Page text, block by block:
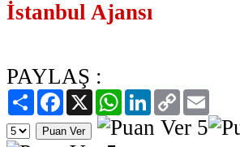
İstanbul Ajansı
PAYLAŞ :
PaylaşFacebook
X WhatsAppLinkedIn
Copy
Link